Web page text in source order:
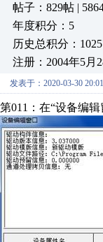
帖子：829帖 |
年度积分：5
历史总积分：
注册：2004年5月
发表于：2020-03-30
第011：在“设备编